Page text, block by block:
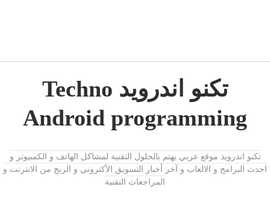
تكنو اندرويد Techno
Android programming
تكنو اندرويد موقع عربي يهتم بالحلول التقنية لمشاكل الهاتف و الكمبيوتر و
احدث البرامج و الالعاب و آخر أخبار التسويق الأكتروني و الربح من الانترنت و
المراجعات التقنية